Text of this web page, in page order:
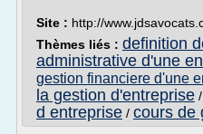
Site : http://
Thèmes liés : definition
administrative d'une
gestion financiere d'une
la gestion d'entreprise /
d entreprise / cours de